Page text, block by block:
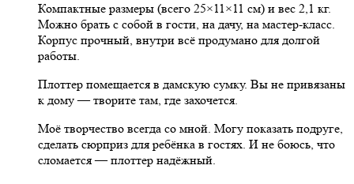
Компактные размеры (всего 25×11×11 см) и вес 2,1 кг.
Можно брать с собой в гости, на дачу, на мастер-класс.
Корпус прочный, внутри всё продумано для долгой
работы.
Плоттер помещается в дамскую сумку. Вы не привязаны
к дому — творите там, где захочется.
Моё творчество всегда со мной. Могу показать подруге,
сделать сюрприз для ребёнка в гостях. И не боюсь, что
сломается — плоттер надёжный.